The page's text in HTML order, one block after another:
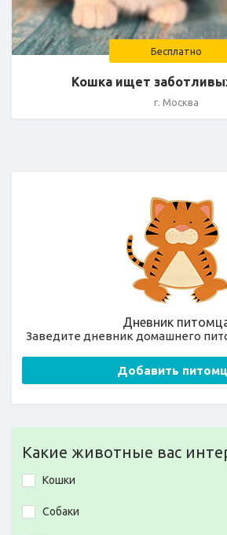
Бесплатно
Кошка ищет
г. Москва
Дневник
Заведите дневник домашнего
Добавить
Какие животные вас
Кошки
Собаки